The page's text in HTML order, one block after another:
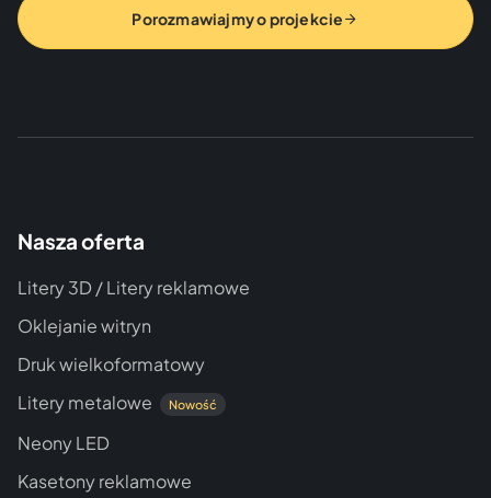
Porozmawiajmy o projekcie
Nasza oferta
Litery 3D / Litery reklamowe
Oklejanie witryn
Druk wielkoformatowy
Litery metalowe
Nowość
Neony LED
Kasetony reklamowe